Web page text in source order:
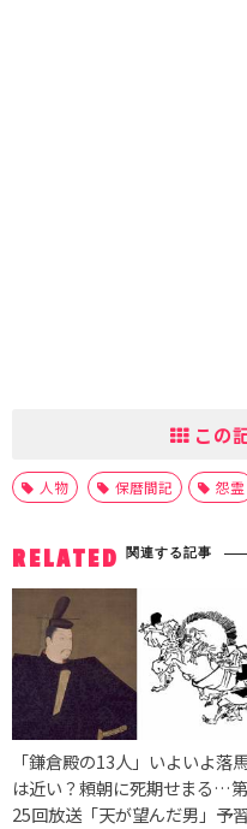
この
人物 保暦間記 怨霊
RELATED 関連する記事
「鎌倉殿の13人」いよいよ落
は近い？頼朝に死期せまる…第
25回放送「天が望んだ男」予習